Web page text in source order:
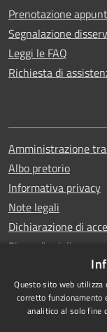
Prenotazione
Segnalazione
Leggi le FAQ
Richiesta di
Amministrazione
Albo pretorio
Informativa privacy
Note legali
Dichiarazione di
Piano di
RSS
Questo sito web
corretto funzionamento
analitico al solo fine